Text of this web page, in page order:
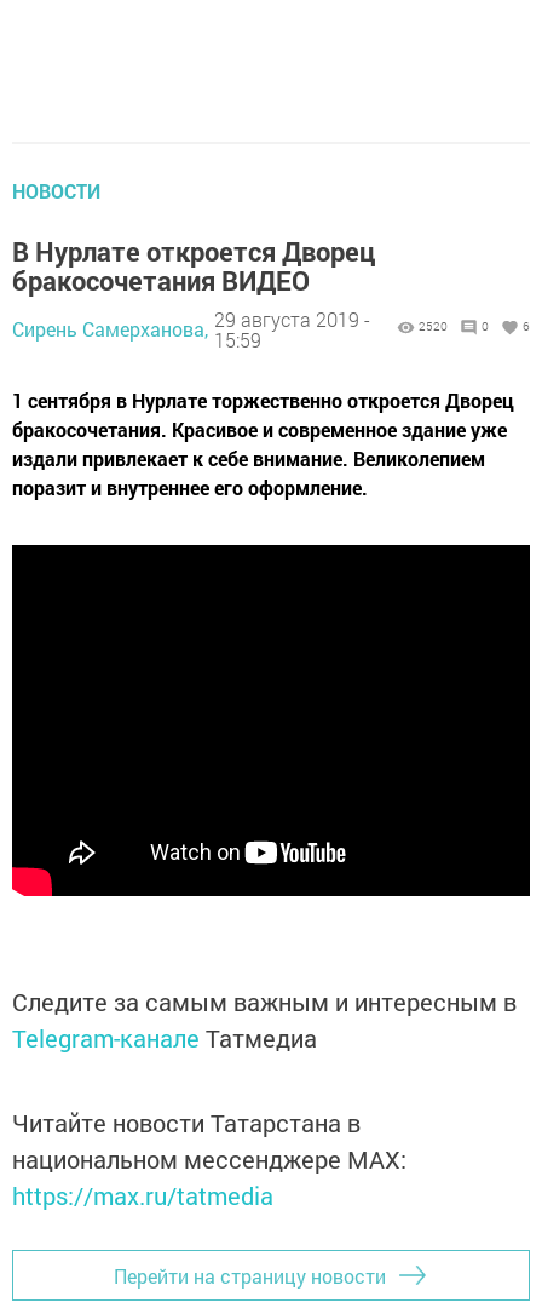
НОВОСТИ
В Нурлате откроется Дворец
бракосочетания ВИДЕО
Сирень Самерханова, 29 августа 2019 -
15:59
2520 0 6
1 сентября в Нурлате торжественно откроется Дворец
бракосочетания. Красивое и современное здание уже
издали привлекает к себе внимание. Великолепием
поразит и внутреннее его оформление.
Следите за самым важным и интересным в
Telegram-канале Татмедиа
Читайте новости Татарстана в
национальном мессенджере MАХ:
https://max.ru/tatmedia
Перейти на страницу новости